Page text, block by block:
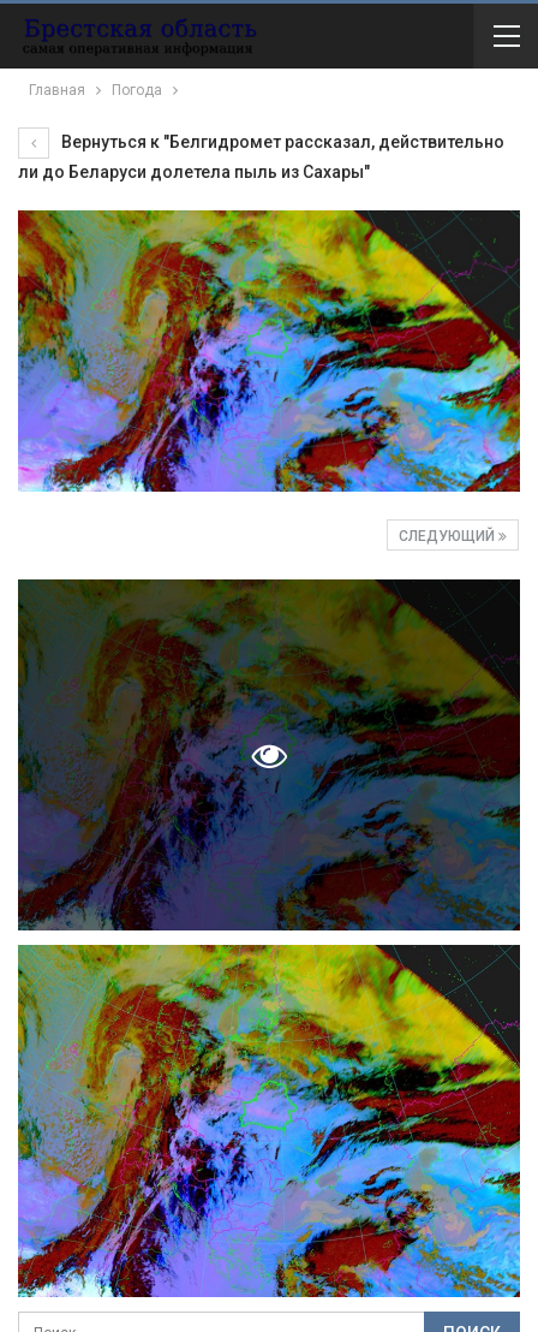
Главная Погода
Вернуться к "Белгидромет рассказал, действительно
ли до Беларуси долетела пыль из Сахары"
СЛЕДУЮЩИЙ